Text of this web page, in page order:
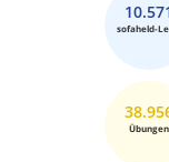
sofaheld-
Übungen